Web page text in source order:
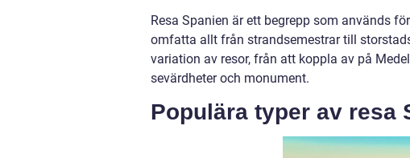
Resa Spanien är ett begrepp som används
omfatta allt från strandsemestrar till
variation av resor, från att koppla av på
sevärdheter och monument.
Populära typer av resa